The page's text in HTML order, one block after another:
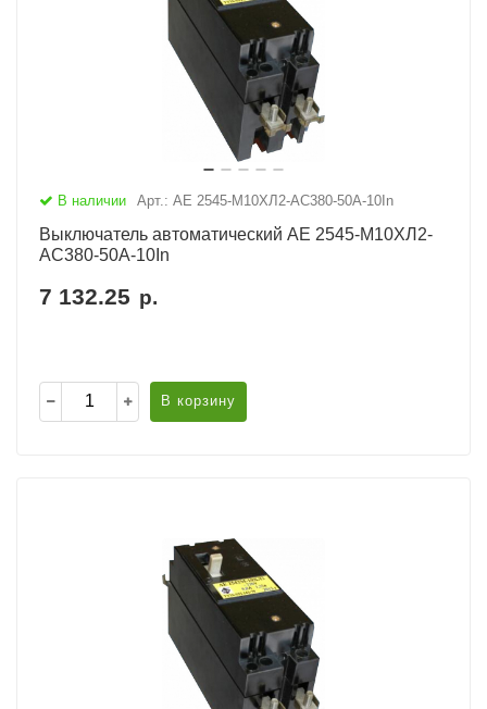
В наличии Арт.: АЕ 2545-М10ХЛ2-AC380-50А-10In
Выключатель автоматический АЕ 2545-М10ХЛ2-
AC380-50А-10In
7 132.25 р.
В корзину